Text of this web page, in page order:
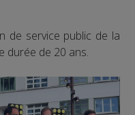
de service public de la
durée de 20 ans.